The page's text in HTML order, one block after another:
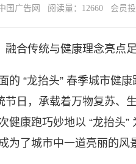
中国广告网 阅读量：12660 会员
融合传统与健康理念亮点足
“龙抬头” 春季城市健
日，承载着万物复苏、
康跑巧妙地以 “龙抬头
了城市中一道亮丽的风